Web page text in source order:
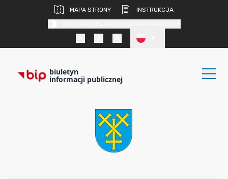
MAPA STRONY
INSTRUKCJA
biuletyn
informacji publicznej